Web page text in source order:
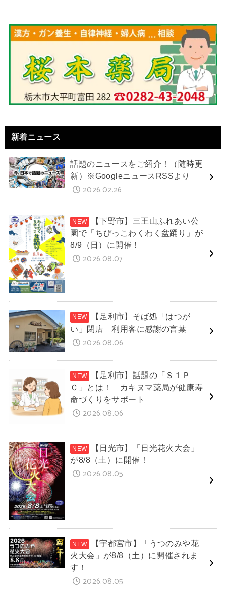
新着ニュース
話題のニュースをご紹介！（随時更
新）※GoogleニュースRSSより
2026.02.26
【下野市】三王山ふれあい公
園で「ちびっこわくわく盆踊り」が
8/9（日）に開催！
2026.08.07
【足利市】そば処「はつが
い」閉店 利用客に感謝の言葉
2026.08.06
【足利市】話題の「Ｓ１Ｐ
Ｃ」とは！ カキヌマ薬局が健康寿
命づくりをサポート
2026.08.06
【日光市】「日光花火大会」
が8/8（土）に開催！
2026.08.05
【宇都宮市】「うつのみや花
火大会」が8/8（土）に開催されま
す！
2026.08.05